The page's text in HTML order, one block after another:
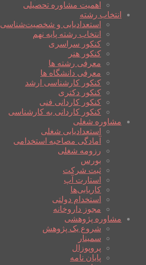
اهمیت مشاوره تحصیلی
انتخاب رشته
استعدادیابی و شخصیت‌شناسی
انتخاب رشته پایه نهم
کنکور سراسری
کنکور هنر
معرفی رشته ها
معرفی دانشگاه ها
کنکور کارشناسی ارشد
کنکور دکتری
کنکور کاردانی فنی
کنکور کاردانی به کارشناسی
مشاوره شغلی
استعدادیابی شغلی
آمادگی مصاحبه استخدامی
رزومه شغلی
بورس
ثبت شرکت
استارت آپ
کاریابی‌ها
استخدام دولتی
مجوز داروخانه
مشاوره پژوهشی
شروع یک پژوهش
سمینار
پروپوزال
پایان نامه